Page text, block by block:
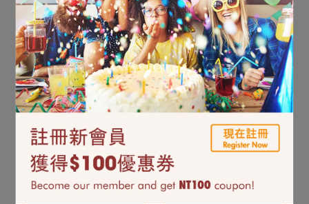
加入購物車 加入購物車
9吋乳膠氣球10入-金旺
(79987.32)
NT$69
18吋星星鋁箔氣球-恭賀新
禧(813001.1)
NT$210